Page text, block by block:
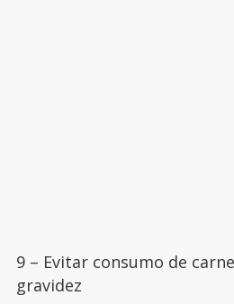
9 – Evitar consumo de
gravidez